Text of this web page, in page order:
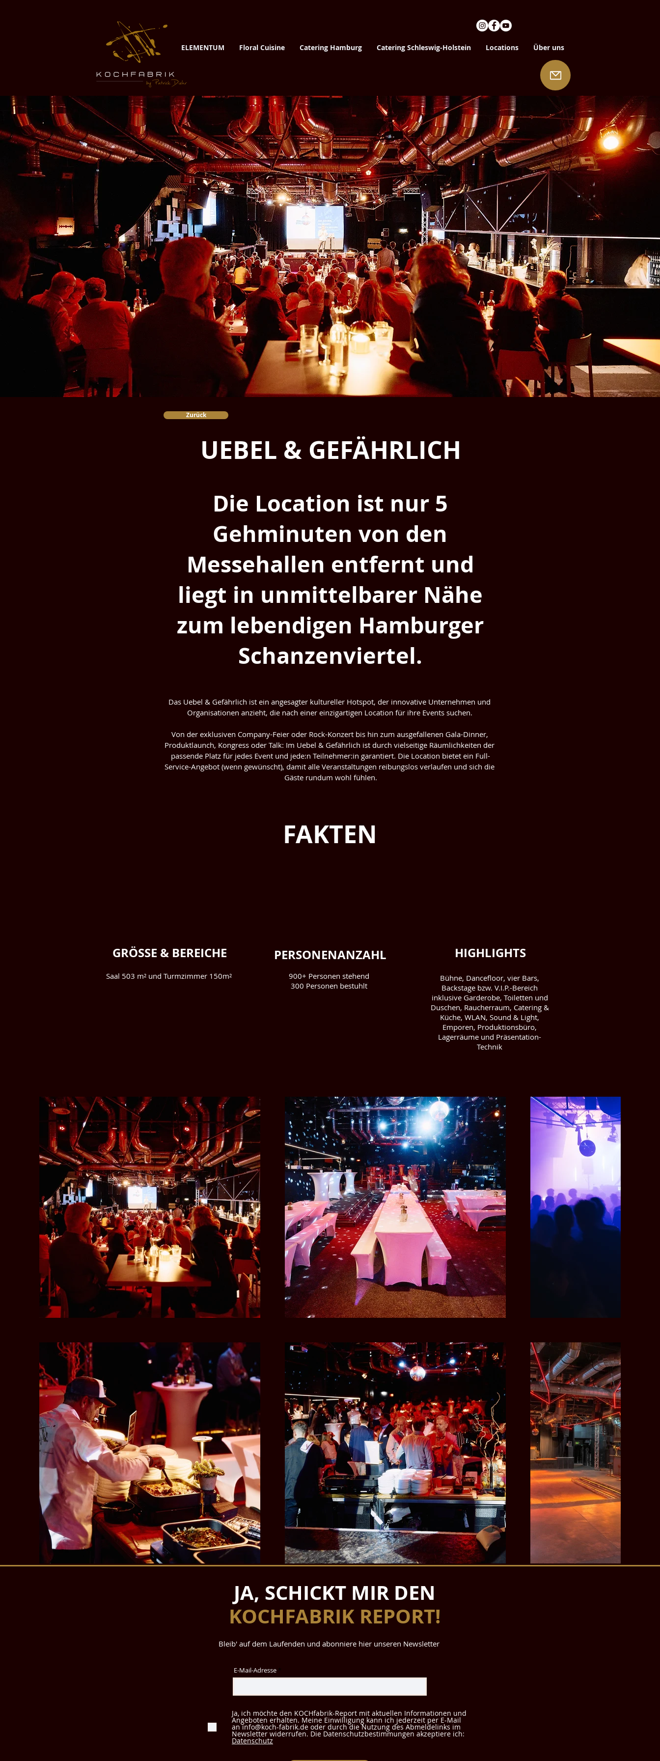
ELEMENTUM Floral Cuisine Catering Hamburg Catering Schleswig-Holstein Locations Über uns
Zurück
UEBEL & GEFÄHRLICH
Die Location ist nur 5
Gehminuten von den
Messehallen entfernt und
liegt in unmittelbarer Nähe
zum lebendigen Hamburger
Schanzenviertel.
Das Uebel & Gefährlich ist ein angesagter kultureller Hotspot, der innovative Unternehmen und
Organisationen anzieht, die nach einer einzigartigen Location für ihre Events suchen.
Von der exklusiven Company-Feier oder Rock-Konzert bis hin zum ausgefallenen Gala-Dinner,
Produktlaunch, Kongress oder Talk: Im Uebel & Gefährlich ist durch vielseitige Räumlichkeiten der
passende Platz für jedes Event und jede:n Teilnehmer:in garantiert. Die Location bietet ein Full-
Service-Angebot (wenn gewünscht), damit alle Veranstaltungen reibungslos verlaufen und sich die
Gäste rundum wohl fühlen.
FAKTEN
GRÖSSE & BEREICHE
Saal 503 m² und Turmzimmer 150m²
900+ Personen stehend
300 Personen bestuhlt
PERSONENANZAHL HIGHLIGHTS
Bühne, Dancefloor, vier Bars,
Backstage bzw. V.I.P.-Bereich
inklusive Garderobe, Toiletten und
Duschen, Raucherraum, Catering &
Küche, WLAN, Sound & Light,
Emporen, Produktionsbüro,
Lagerräume und Präsentation-
Technik
JA, SCHICKT MIR DEN
KOCHFABRIK REPORT!
Bleib' auf dem Laufenden und abonniere hier unseren Newsletter
E-Mail-Adresse
Ja, ich möchte den KOCHfabrik-Report mit aktuellen Informationen und
Angeboten erhalten. Meine Einwilligung kann ich jederzeit per E-Mail
an info@koch-fabrik.de oder durch die Nutzung des Abmeldelinks im
Newsletter widerrufen. Die Datenschutzbestimmungen akzeptiere ich:
Datenschutz